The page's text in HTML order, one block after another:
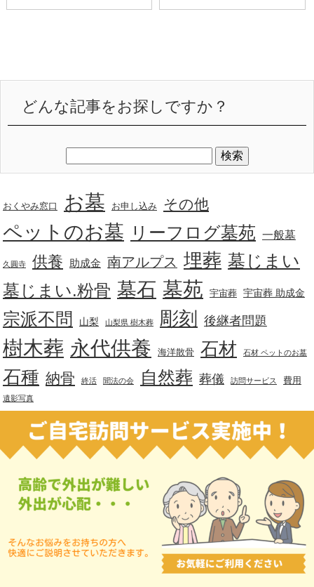
どんな記事をお探しですか？
おくやみ窓口 お墓 お申し込み その他
ペットのお墓 リーフログ墓苑 一般墓
久圓寺 供養 助成金 南アルプス 埋葬 墓じまい
墓じまい.粉骨 墓石 墓苑 宇宙葬 宇宙葬 助成金
宗派不問 山梨 山梨県 樹木葬 彫刻 後継者問題
樹木葬 永代供養 海洋散骨 石材 石材 ペットのお墓
石種 納骨 終活 聞法の会 自然葬 葬儀 訪問サービス 費用
遺影写真